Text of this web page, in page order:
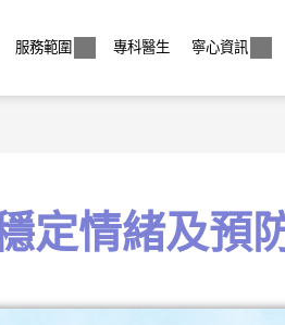
服務範圍 專科醫生 寧心資訊
定情緒及預